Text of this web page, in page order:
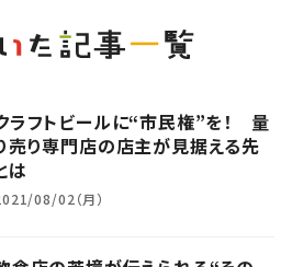
ラフトビールに“市民権”を！ 量
売り専門店の店主が見据える先
は
08/02（月）